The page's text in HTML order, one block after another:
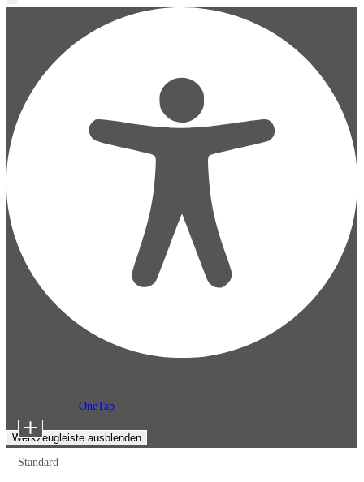
OneTap
Werkzeugleiste ausblenden
Standard